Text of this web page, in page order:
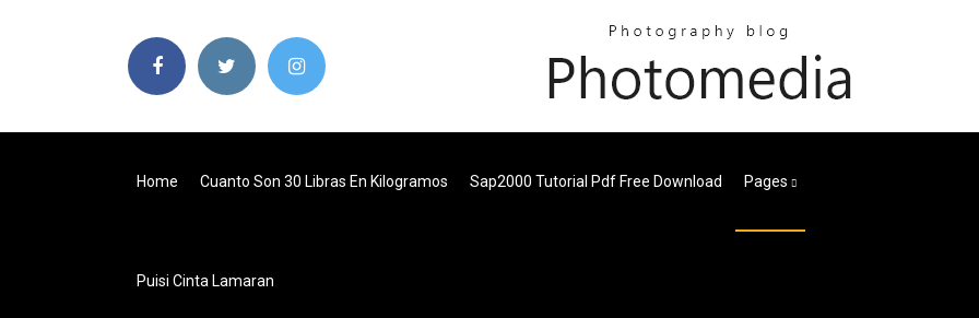
Home Cuanto Son 30 Libras En Kilogramos Sap2000 Tutorial Pdf Free Download Pages
Puisi Cinta Lamaran